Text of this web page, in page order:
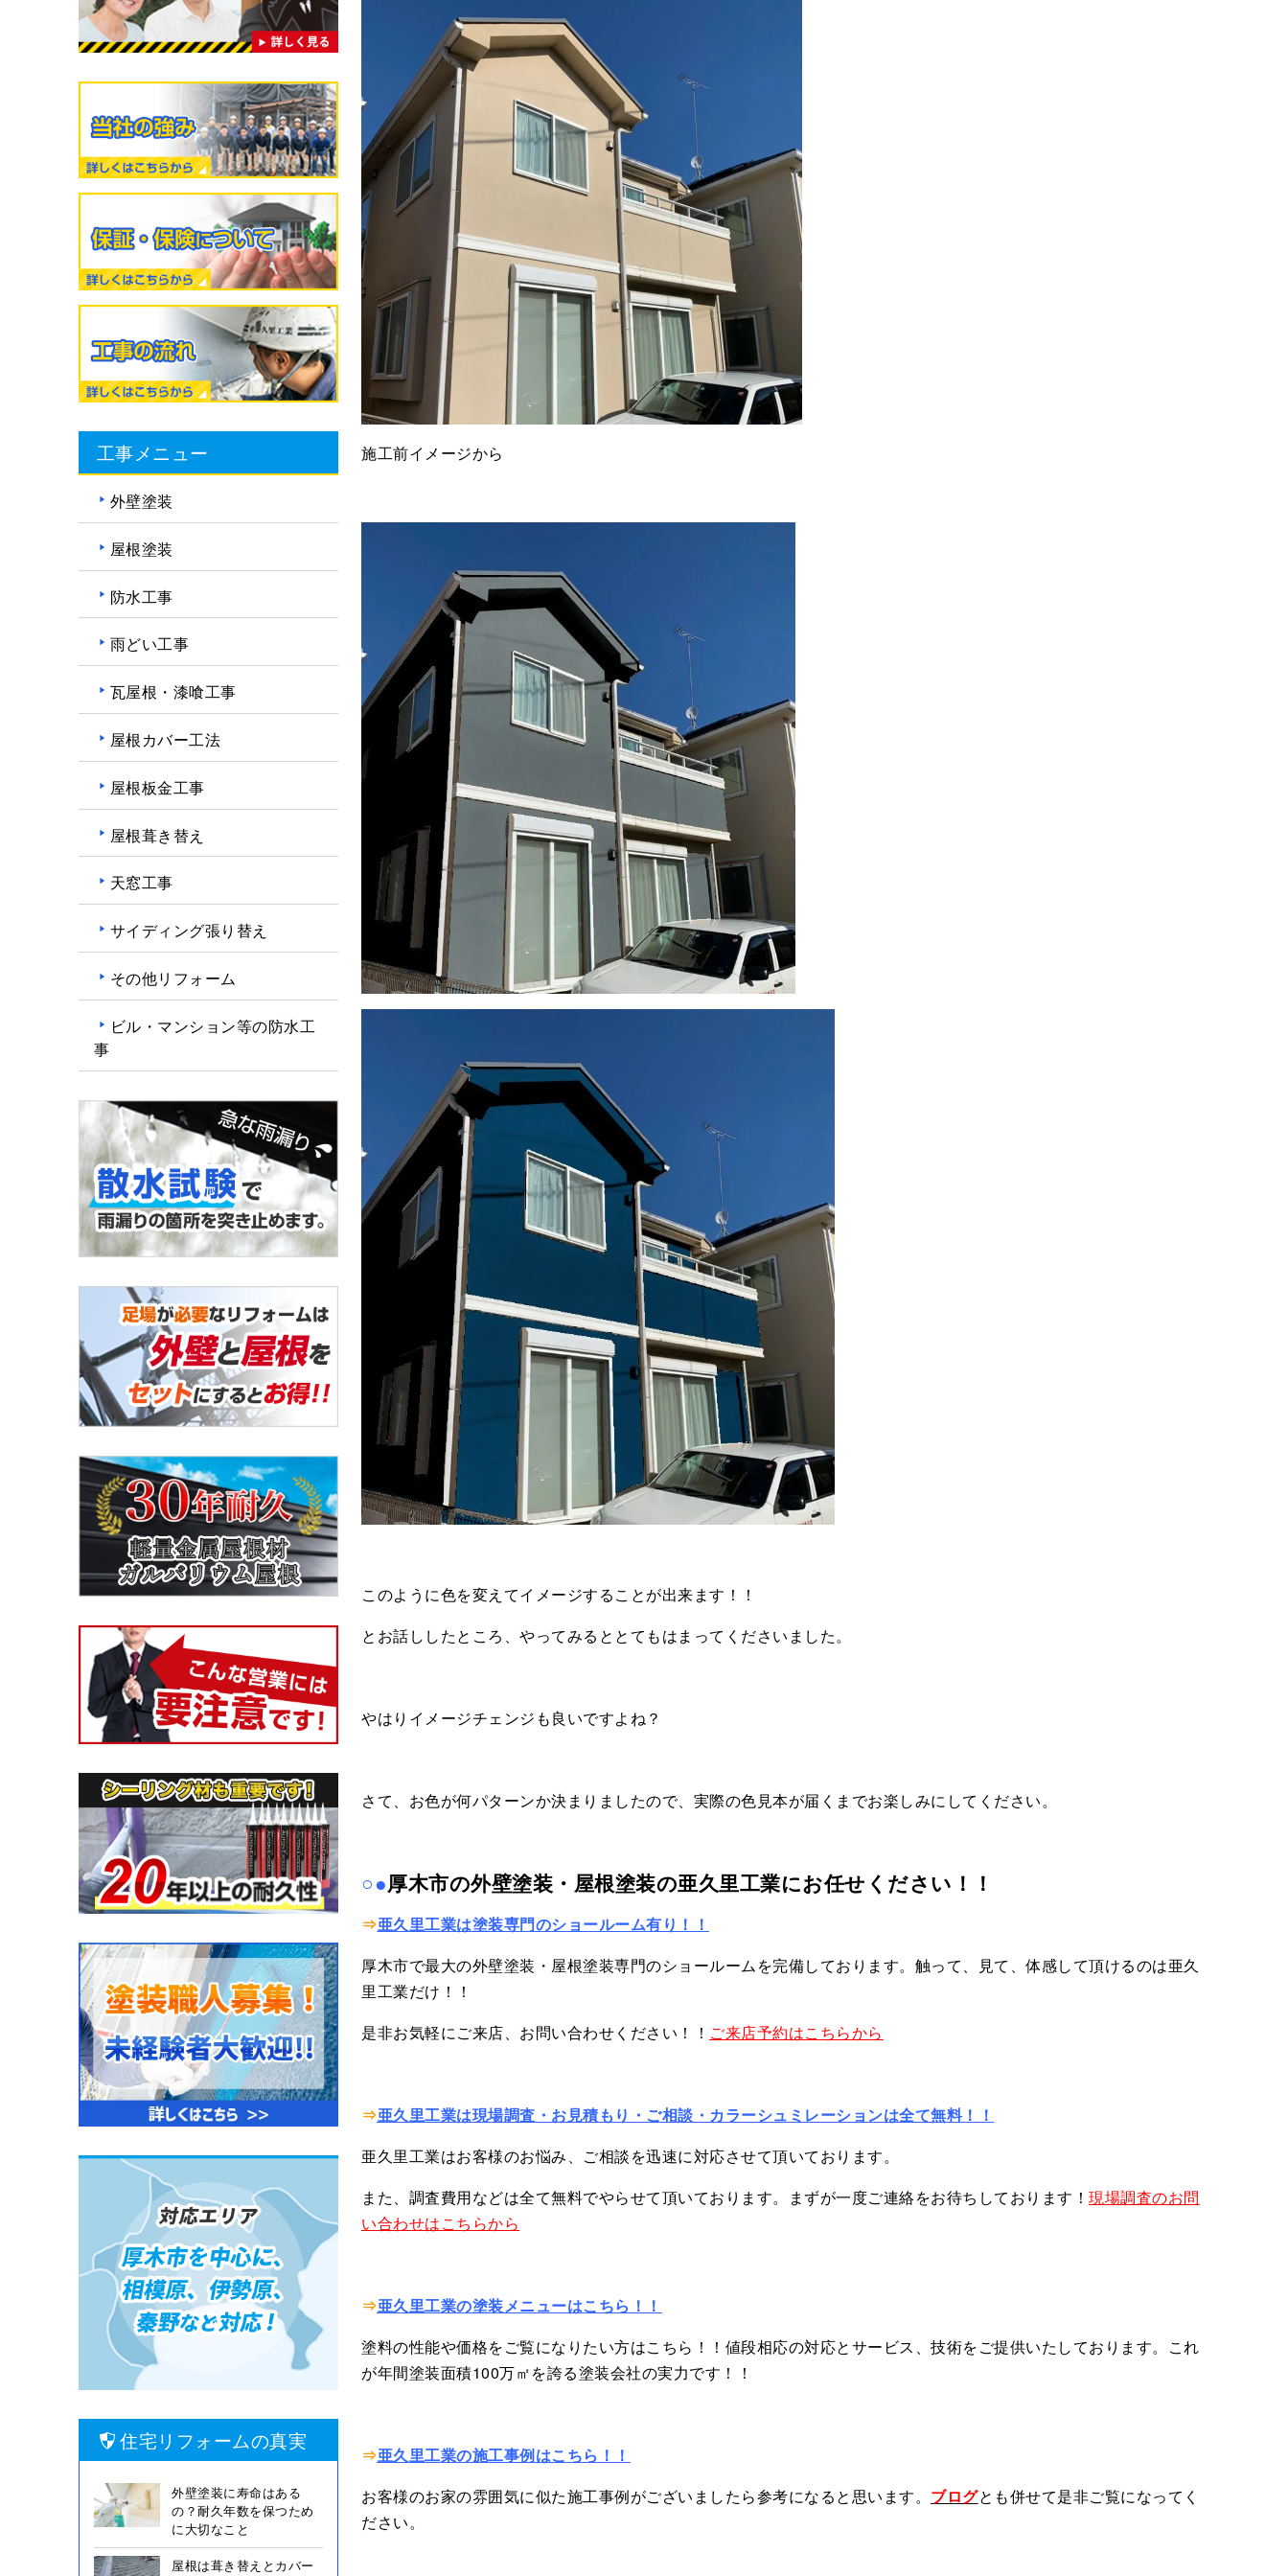
施工前イメージから
このように色を変えてイメージすることが出来ます！！
とお話ししたところ、やってみるととてもはまってくださいました。
やはりイメージチェンジも良いですよね？
さて、お色が何パターンか決まりましたので、実際の色見本が届くまでお楽しみにしてください。
○●厚木市の外壁塗装・屋根塗装の亜久里工業にお任せください！！
⇒亜久里工業は塗装専門のショールーム有り！！
厚木市で最大の外壁塗装・屋根塗装専門のショールームを完備しております。触って、見て、体感して頂けるのは亜久
里工業だけ！！
是非お気軽にご来店、お問い合わせください！！ ご来店予約はこちらから
⇒亜久里工業は現場調査・お見積もり・ご相談・カラーシュミレーションは全て無料！！
亜久里工業はお客様のお悩み、ご相談を迅速に対応させて頂いております。
また、調査費用などは全て無料でやらせて頂いております。まずが一度ご連絡をお待ちしております！ 現場調査のお問
い合わせはこちらから
⇒亜久里工業の塗装メニューはこちら！！
塗料の性能や価格をご覧になりたい方はこちら！！値段相応の対応とサービス、技術をご提供いたしております。これ
が年間塗装面積100万㎡を誇る塗装会社の実力です！！
⇒亜久里工業の施工事例はこちら！！
お客様のお家の雰囲気に似た施工事例がございましたら参考になると思います。 ブログとも併せて是非ご覧になってく
ださい。
工事メニュー
外壁塗装
屋根塗装
防水工事
雨どい工事
瓦屋根・漆喰工事
屋根カバー工法
屋根板金工事
屋根葺き替え
天窓工事
サイディング張り替え
その他リフォーム
ビル・マンション等の防水工
事
住宅リフォームの真実
外壁塗装に寿命はある
の？耐久年数を保つため
に大切なこと
屋根は葺き替えとカバー